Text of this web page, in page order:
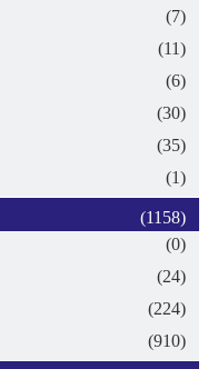
(7)
(11)
(6)
(30)
(35)
(1)
(1158)
(0)
(24)
(224)
(910)